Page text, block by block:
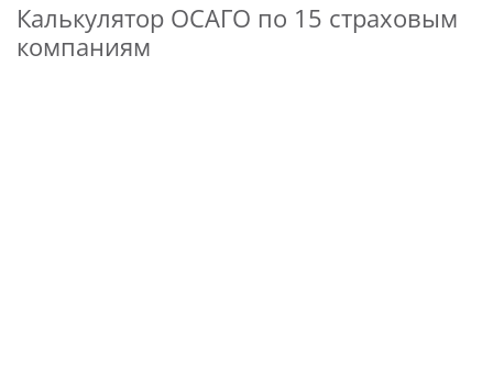
Калькулятор ОСАГО по 15 страховым
компаниям